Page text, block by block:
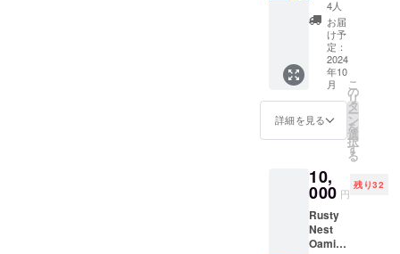
里海岸
の爽や
かの海
風に加
えて太
平洋を
渡って
海岸の
海風を
ピカル
な香り
ホップ
のアロ
マ、ス
Nest
Sessio
n IPAに
ついて
＞ 定番
Rusty
Nest
IPA の
ティー
な香り
つつ、
アル
コール
ティ参
加券
10月に
予定さ
れてい
Rusty
Cafe &
Barの
オープ
パー
ティに
ご招待
させて
いただ
きま
4人
お届
け予
定：
2024
年10
月
詳細を見る
こ
の
リ
タ
ー
ン
を
選
択
す
る
10,
000 円
残り32
Rusty
Nest
Oamish